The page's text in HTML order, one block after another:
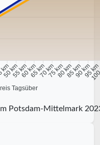
50 km55 km60 km65 km70 km75 km80 km85 km90 km95 km
Tagsüber
Potsdam-Mittelmark